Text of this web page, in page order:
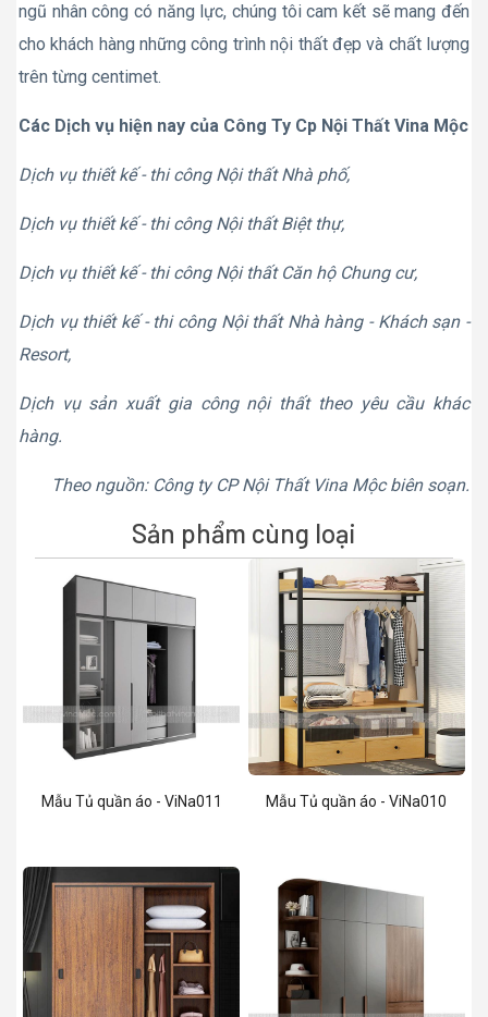
ngũ nhân công có năng lực, chúng tôi cam kết sẽ mang đến
cho khách hàng những công trình nội thất đẹp và chất lượng
trên từng centimet.
Các Dịch vụ hiện nay của Công Ty Cp Nội Thất Vina Mộc
Dịch vụ thiết kế - thi công Nội thất Nhà phố,
Dịch vụ thiết kế - thi công Nội thất Biệt thự,
Dịch vụ thiết kế - thi công Nội thất Căn hộ Chung cư,
Dịch vụ thiết kế - thi công Nội thất Nhà hàng - Khách sạn -
Resort,
Dịch vụ sản xuất gia công nội thất theo yêu cầu khác
hàng.
Theo nguồn: Công ty CP Nội Thất Vina Mộc biên soạn.
Sản phẩm cùng loại
Mẫu Tủ quần áo - ViNa011 Mẫu Tủ quần áo - ViNa010